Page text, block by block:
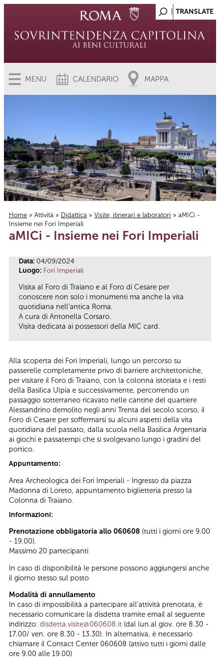
MENU CALENDARIO MAPPA
Tu sei qui
Home » Attività » Didattica » Visite, itinerari e laboratori » aMICi -
Insieme nei Fori Imperiali
aMICi - Insieme nei Fori Imperiali
Data: 04/09/2024
Luogo: Fori Imperiali
Visita al Foro di Traiano e al Foro di Cesare per
conoscere non solo i monumenti ma anche la vita
quotidiana nell’antica Roma.
A cura di Antonella Corsaro.
Visita dedicata ai possessori della MIC card.
Alla scoperta dei Fori Imperiali, lungo un percorso su
passerelle completamente privo di barriere architettoniche,
per visitare il Foro di Traiano, con la colonna istoriata e i resti
della Basilica Ulpia e successivamente, percorrendo un
passaggio sotterraneo ricavato nelle cantine del quartiere
Alessandrino demolito negli anni Trenta del secolo scorso, il
Foro di Cesare per soffermarsi su alcuni aspetti della vita
quotidiana del passato, dalla scuola nella Basilica Argentaria
ai giochi e passatempi che si svolgevano lungo i gradini del
portico.
Appuntamento:
Area Archeologica dei Fori Imperiali - Ingresso da piazza
Madonna di Loreto, appuntamento biglietteria presso la
Colonna di Traiano.
Informazioni:
Prenotazione obbligatoria allo 060608 (tutti i giorni ore 9.00
- 19.00).
Massimo 20 partecipanti
In caso di disponibilità le persone possono aggiungersi anche
il giorno stesso sul posto
Modalità di annullamento
In caso di impossibilità a partecipare all’attività prenotata, è
necessario comunicare la disdetta tramite email al seguente
indirizzo: disdetta.visite@060608.it (dal lun.al giov. ore 8.30 -
17.00/ ven. ore 8.30 - 13.30). In alternativa, è necessario
chiamare il Contact Center 060608 (attivo tutti i giorni dalle
ore 9.00 alle 19.00)